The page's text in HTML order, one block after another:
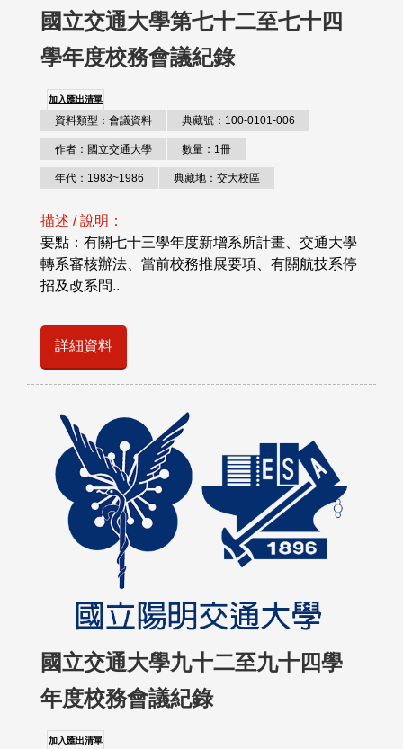
國立交通大學第七十二至七十四
學年度校務會議紀錄
加入匯出清單
資料類型：會議資料 典藏號：100-0101-006
作者：國立交通大學 數量：1冊
年代：1983~1986 典藏地：交大校區
描述 / 說明：
要點：有關七十三學年度新增系所計畫、交通大學
轉系審核辦法、當前校務推展要項、有關航技系停
招及改系問..
詳細資料
國立交通大學九十二至九十四學
年度校務會議紀錄
加入匯出清單